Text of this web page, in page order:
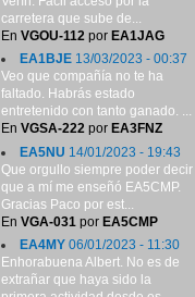
carretera que sube de...
En VGOU-112por EA1JAG
EA1BJE13/03/2023 - 00:37
Veo que compañía no te ha
faltado. Habrás estado
entretenido con tanto ganado. ...
En VGSA-222por EA3FNZ
EA5NU 14/01/2023 - 19:43
Que orgullo siempre poder decir
que a mí me enseñó EA5CMP.
Gracias Paco por est...
En VGA-031 por EA5CMP
EA4MY06/01/2023 - 11:30
Enhorabuena Albert. No es de
extrañar que haya sido la